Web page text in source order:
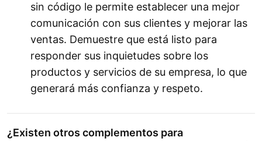
sin código le permite establecer una mejor
comunicación con sus clientes y mejorar las
ventas. Demuestre que está listo para
responder sus inquietudes sobre los
productos y servicios de su empresa, lo que
generará más confianza y respeto.
¿Existen otros complementos para